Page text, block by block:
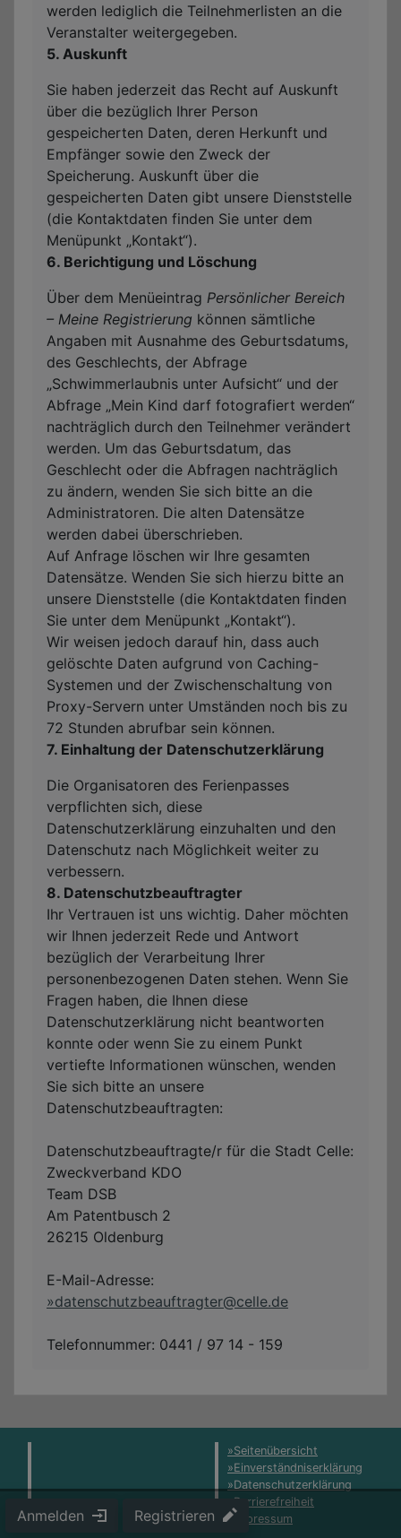
werden lediglich die Teilnehmerlisten an die
Veranstalter weitergegeben.
5. Auskunft
Sie haben jederzeit das Recht auf Auskunft
über die bezüglich Ihrer Person
gespeicherten Daten, deren Herkunft und
Empfänger sowie den Zweck der
Speicherung. Auskunft über die
gespeicherten Daten gibt unsere Dienststelle
(die Kontaktdaten finden Sie unter dem
Menüpunkt „Kontakt“).
6. Berichtigung und Löschung
Über dem Menüeintrag Persönlicher Bereich
– Meine Registrierung können sämtliche
Angaben mit Ausnahme des Geburtsdatums,
des Geschlechts, der Abfrage
„Schwimmerlaubnis unter Aufsicht“ und der
Abfrage „Mein Kind darf fotografiert werden“
nachträglich durch den Teilnehmer verändert
werden. Um das Geburtsdatum, das
Geschlecht oder die Abfragen nachträglich
zu ändern, wenden Sie sich bitte an die
Administratoren. Die alten Datensätze
werden dabei überschrieben.
Auf Anfrage löschen wir Ihre gesamten
Datensätze. Wenden Sie sich hierzu bitte an
unsere Dienststelle (die Kontaktdaten finden
Sie unter dem Menüpunkt „Kontakt“).
Wir weisen jedoch darauf hin, dass auch
gelöschte Daten aufgrund von Caching-
Systemen und der Zwischenschaltung von
Proxy-Servern unter Umständen noch bis zu
72 Stunden abrufbar sein können.
7. Einhaltung der Datenschutzerklärung
Die Organisatoren des Ferienpasses
verpflichten sich, diese
Datenschutzerklärung einzuhalten und den
Datenschutz nach Möglichkeit weiter zu
verbessern.
8. Datenschutzbeauftragter
Ihr Vertrauen ist uns wichtig. Daher möchten
wir Ihnen jederzeit Rede und Antwort
bezüglich der Verarbeitung Ihrer
personenbezogenen Daten stehen. Wenn Sie
Fragen haben, die Ihnen diese
Datenschutzerklärung nicht beantworten
konnte oder wenn Sie zu einem Punkt
vertiefte Informationen wünschen, wenden
Sie sich bitte an unsere
Datenschutzbeauftragten:
Datenschutzbeauftragte/r für die Stadt Celle:
Zweckverband KDO
Team DSB
Am Patentbusch 2
26215 Oldenburg
E-Mail-Adresse:
datenschutzbeauftragter@celle.de
Telefonnummer: 0441 / 97 14 - 159
Anmelden Registrieren
Seitenübersicht
Einverständniserklärung
Datenschutzerklärung
Barrierefreiheit
Impressum